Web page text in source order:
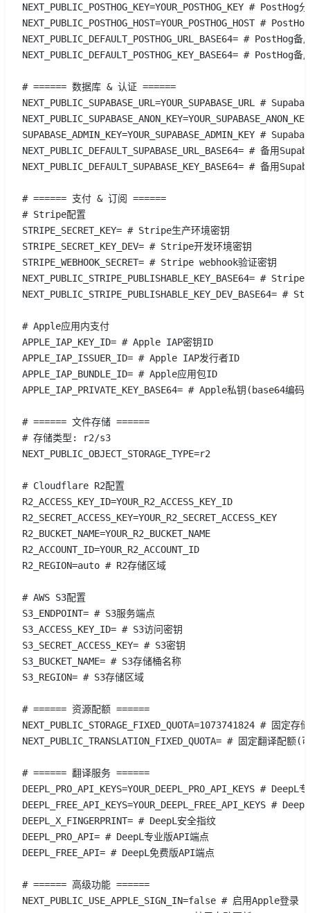
NEXT_PUBLIC_POSTHOG_KEY=YOUR_POSTHOG_KEY # PostHog
NEXT_PUBLIC_POSTHOG_HOST=YOUR_POSTHOG_HOST #
NEXT_PUBLIC_DEFAULT_POSTHOG_URL_BASE64= # PostHog
NEXT_PUBLIC_DEFAULT_POSTHOG_KEY_BASE64= # PostHog
# ====== 数据库 & 认证 ======
NEXT_PUBLIC_SUPABASE_URL=YOUR_SUPABASE_URL #
SUPABASE_ADMIN_KEY=YOUR_SUPABASE_ADMIN_KEY #
NEXT_PUBLIC_DEFAULT_SUPABASE_URL_BASE64= # 备用
NEXT_PUBLIC_DEFAULT_SUPABASE_KEY_BASE64= # 备用
# ====== 支付 & 订阅 ======
# Stripe配置
STRIPE_SECRET_KEY= # Stripe生产环境密钥
STRIPE_SECRET_KEY_DEV= # Stripe开发环境密钥
STRIPE_WEBHOOK_SECRET= # Stripe webhook验证密钥
NEXT_PUBLIC_STRIPE_PUBLISHABLE_KEY_BASE64= #
NEXT_PUBLIC_STRIPE_PUBLISHABLE_KEY_DEV_BASE64= #
# Apple应用内支付
APPLE_IAP_KEY_ID= # Apple IAP密钥ID
APPLE_IAP_ISSUER_ID= # Apple IAP发行者ID
APPLE_IAP_BUNDLE_ID= # Apple应用包ID
APPLE_IAP_PRIVATE_KEY_BASE64= # Apple私钥(base64编码)
# ====== 文件存储 ======
# 存储类型: r2/s3
NEXT_PUBLIC_OBJECT_STORAGE_TYPE=r2
# Cloudflare R2配置
R2_ACCESS_KEY_ID=YOUR_R2_ACCESS_KEY_ID
R2_SECRET_ACCESS_KEY=YOUR_R2_SECRET_ACCESS_KEY
R2_BUCKET_NAME=YOUR_R2_BUCKET_NAME
R2_ACCOUNT_ID=YOUR_R2_ACCOUNT_ID
R2_REGION=auto # R2存储区域
# AWS S3配置
S3_ENDPOINT= # S3服务端点
S3_ACCESS_KEY_ID= # S3访问密钥
S3_SECRET_ACCESS_KEY= # S3密钥
S3_BUCKET_NAME= # S3存储桶名称
S3_REGION= # S3存储区域
# ====== 资源配额 ======
NEXT_PUBLIC_STORAGE_FIXED_QUOTA=1073741824 # 固定存
NEXT_PUBLIC_TRANSLATION_FIXED_QUOTA= # 固定翻译配额(
# ====== 翻译服务 ======
DEEPL_PRO_API_KEYS=YOUR_DEEPL_PRO_API_KEYS # DeepL
DEEPL_FREE_API_KEYS=YOUR_DEEPL_FREE_API_KEYS #
DEEPL_X_FINGERPRINT= # DeepL安全指纹
DEEPL_PRO_API= # DeepL专业版API端点
DEEPL_FREE_API= # DeepL免费版API端点
# ====== 高级功能 ======
NEXT_PUBLIC_USE_APPLE_SIGN_IN=false # 启用Apple登录